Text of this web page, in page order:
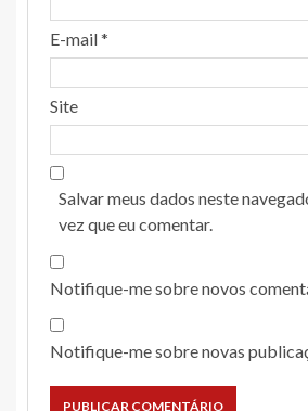
E-mail*
Site
Salvar meus dados neste
vez que eu comentar.
Notifique-me sobre novos
Notifique-me sobre novas